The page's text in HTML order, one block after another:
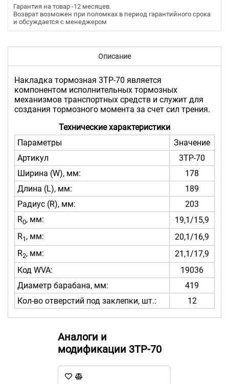
Гарантия на товар -12 месяцев.
Возврат возможен при поломках в период гарантийного срока
и обсуждается с менеджером
Описание
Накладка тормозная 3ТР-70 является
компонентом исполнительных тормозных
механизмов транспортных средств и служит для
создания тормозного момента за счет сил трения.
Технические характеристики
Параметры
Значение
Артикул
3ТР-70
Ширина (W), мм:
178
Длина (L), мм:
189
Радиус (R), мм:
203
R0, мм:
19,1/15,9
R1 , мм:
20,1/16,9
R2, мм:
21,1/17,9
Код WVA:
19036
Диаметр барабана, мм:
419
Кол-во отверстий под заклепки, шт.:
12
Аналоги и
модификации 3ТР-70